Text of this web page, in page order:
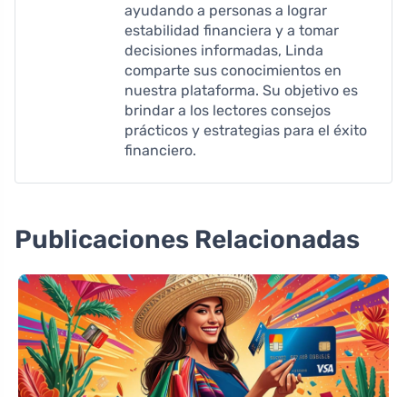
ayudando a personas a lograr
estabilidad financiera y a tomar
decisiones informadas, Linda
comparte sus conocimientos en
nuestra plataforma. Su objetivo es
brindar a los lectores consejos
prácticos y estrategias para el éxito
financiero.
Publicaciones Relacionadas